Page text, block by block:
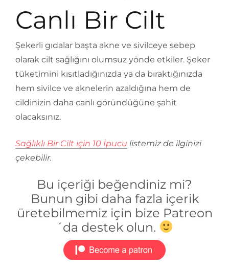
Canlı Bir Cilt
Şekerli gıdalar başta akne ve sivilceye sebep
olarak cilt sağlığını olumsuz yönde etkiler. Şeker
tüketimini kısıtladığınızda ya da bıraktığınızda
hem sivilce ve aknelerin azaldığına hem de
cildinizin daha canlı göründüğüne şahit
olacaksınız.
Sağlıklı Bir Cilt için 10 İpucu listemiz de ilginizi
çekebilir.
Bu içeriği beğendiniz mi?
Bunun gibi daha fazla içerik
üretebilmemiz için bize Patreon
´da destek olun.